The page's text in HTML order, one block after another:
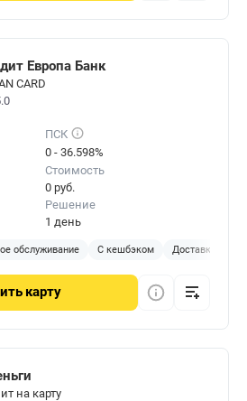
Европа Банк
CARD
ПСК
0 - 36.598%
Стоимость
0 руб.
Решение
1 день
обслуживание С кешбэком Доставка на
карту
на карту